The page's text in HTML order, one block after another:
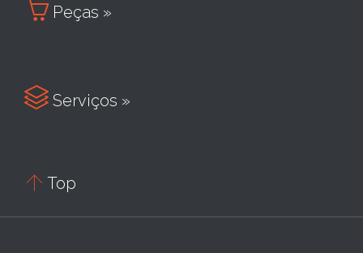
 Peças »
 Serviços »
 Top